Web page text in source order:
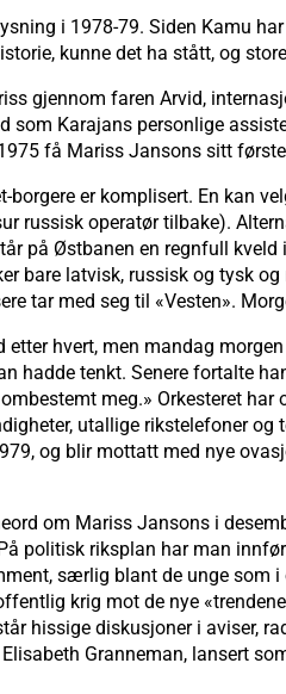
i 1978-79. Siden Kamu
kunne det ha stått, og
gjennom faren Arvid,
som Karajans personlige
få Mariss Jansons sitt
borgere er komplisert. En kan
russisk operatør tilbake).
på Østbanen en regnfull
bare latvisk, russisk og tysk
tar med seg til «Vesten».
hvert, men mandag
hadde tenkt. Senere fortalte
meg.» Orkesteret
utallige rikstelefoner og
og blir mottatt med nye
om Mariss Jansons i
politisk riksplan har man
særlig blant de unge
krig mot de nye
hissige diskusjoner i aviser,
Granneman, lansert